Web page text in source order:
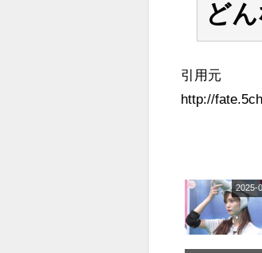
ど
引用元
http://
2025-